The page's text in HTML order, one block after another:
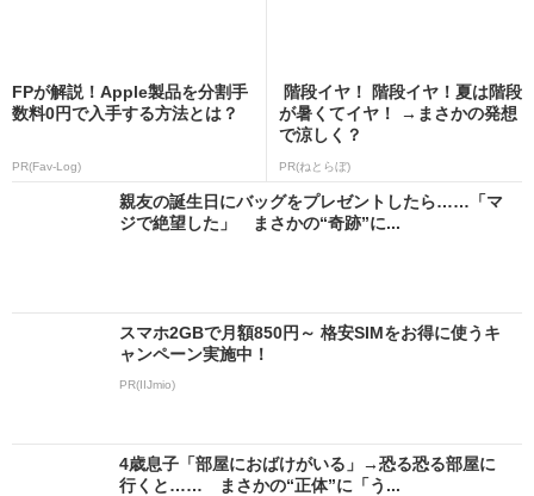
FPが解説！Apple製品を分割手
数料0円で入手する方法とは？
PR(Fav-Log)
階段イヤ！ 階段イヤ！夏は階段
が暑くてイヤ！ →まさかの発想
で涼しく？
PR(ねとらぼ)
親友の誕生日にバッグをプレゼントしたら……「マ
ジで絶望した」 まさかの“奇跡”に...
スマホ2GBで月額850円～ 格安SIMをお得に使うキ
ャンペーン実施中！
PR(IIJmio)
4歳息子「部屋におばけがいる」→恐る恐る部屋に
行くと…… まさかの“正体”に「う...